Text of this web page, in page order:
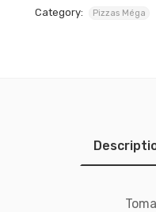
Category: Pizzas Méga